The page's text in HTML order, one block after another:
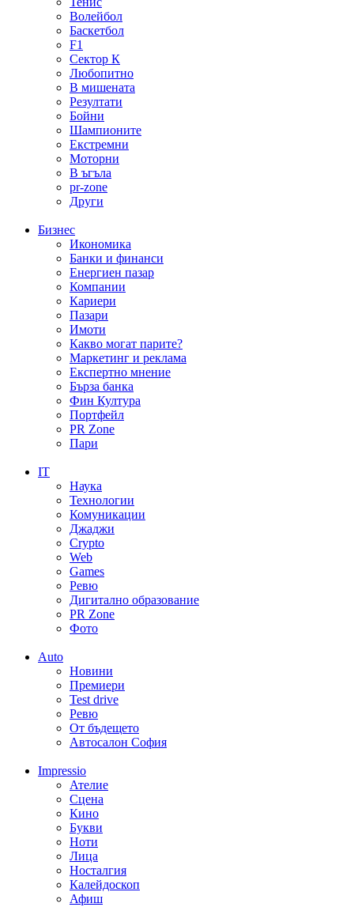
Волейбол
Баскетбол
F1
Сектор К
Любопитно
В мишената
Резултати
Бойни
Шампионите
Екстремни
Моторни
В ъгъла
pr-zone
Други
Бизнес
Икономика
Банки и финанси
Енергиен пазар
Компании
Кариери
Пазари
Имоти
Какво могат парите?
Маркетинг и реклама
Експертно мнение
Бърза банка
Фин Култура
Портфейл
PR Zone
Пари
IT
Наука
Технологии
Комуникации
Джаджи
Crypto
Web
Games
Ревю
Дигитално образование
PR Zone
Фото
Auto
Новини
Премиери
Test drive
Ревю
От бъдещето
Автосалон София
Impressio
Ателие
Сцена
Кино
Букви
Ноти
Лица
Носталгия
Калейдоскоп
Афиш